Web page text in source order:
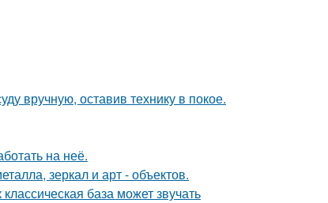
вручную, оставив технику в покое.
на неё.
зеркал и арт - объектов.
база может звучать